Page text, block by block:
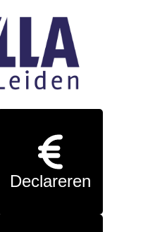
Declareren